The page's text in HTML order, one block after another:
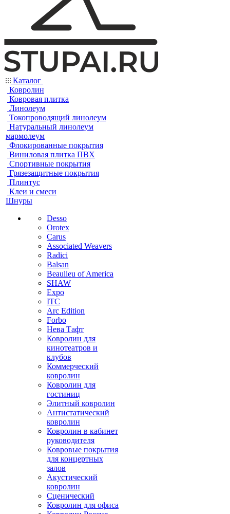
Каталог
Ковролин
Ковровая плитка
Линолеум
Токопроводящий линолеум
Натуральный линолеум
мармолеум
Флокированные покрытия
Виниловая плитка ПВХ
Спортивные покрытия
Грязезащитные покрытия
Плинтус
Клеи и смеси
Шнуры
Desso
Orotex
Carus
Associated Weavers
Radici
Balsan
Beaulieu of America
SHAW
Expo
ITC
Arc Edition
Forbo
Нева Тафт
Ковролин для
кинотеатров и
клубов
Коммерческий
ковролин
Ковролин для
гостиниц
Элитный ковролин
Антистатический
ковролин
Ковролин в кабинет
руководителя
Ковровые покрытия
для концертных
залов
Акустический
ковролин
Сценический
Ковролин для офиса